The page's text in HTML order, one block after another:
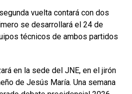
vuelta contará con dos
se desarrollará el 24 de
técnicos de ambos partidos
en la sede del JNE, en el jirón
de Jesús María. Una semana